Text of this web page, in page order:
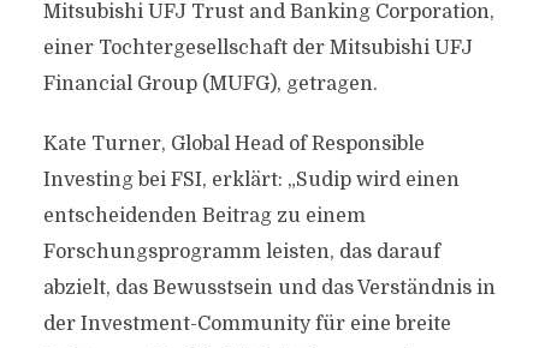
Mitsubishi UFJ Trust and Banking Corporation,
einer Tochtergesellschaft der Mitsubishi UFJ
Financial Group (MUFG), getragen.
Kate Turner, Global Head of Responsible
Investing bei FSI, erklärt: „Sudip wird einen
entscheidenden Beitrag zu einem
Forschungsprogramm leisten, das darauf
abzielt, das Bewusstsein und das Verständnis in
der Investment-Community für eine breite